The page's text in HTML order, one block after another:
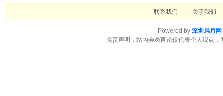
联系我们 关于我们
Powered by 深圳风月网
免责声明：站内会员言论仅代表个人观点